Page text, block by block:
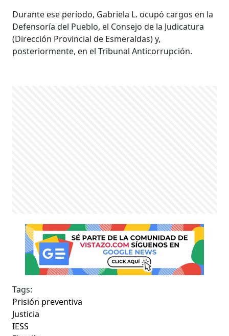
Durante ese período, Gabriela L. ocupó cargos en la
Defensoría del Pueblo, el Consejo de la Judicatura
(Dirección Provincial de Esmeraldas) y,
posteriormente, en el Tribunal Anticorrupción.
Tags:
Prisión preventiva
Justicia
IESS